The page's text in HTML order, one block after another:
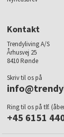
Kontakt
Trendyliving A/S
Århusvej 25
8410 Rønde
Skriv til os på
Ring til os på tlf.
+45 6151